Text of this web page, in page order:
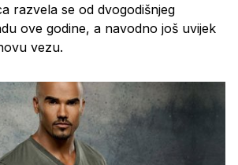
razvela se od dvogodišnjeg
ove godine, a navodno još uvijek
vezu.